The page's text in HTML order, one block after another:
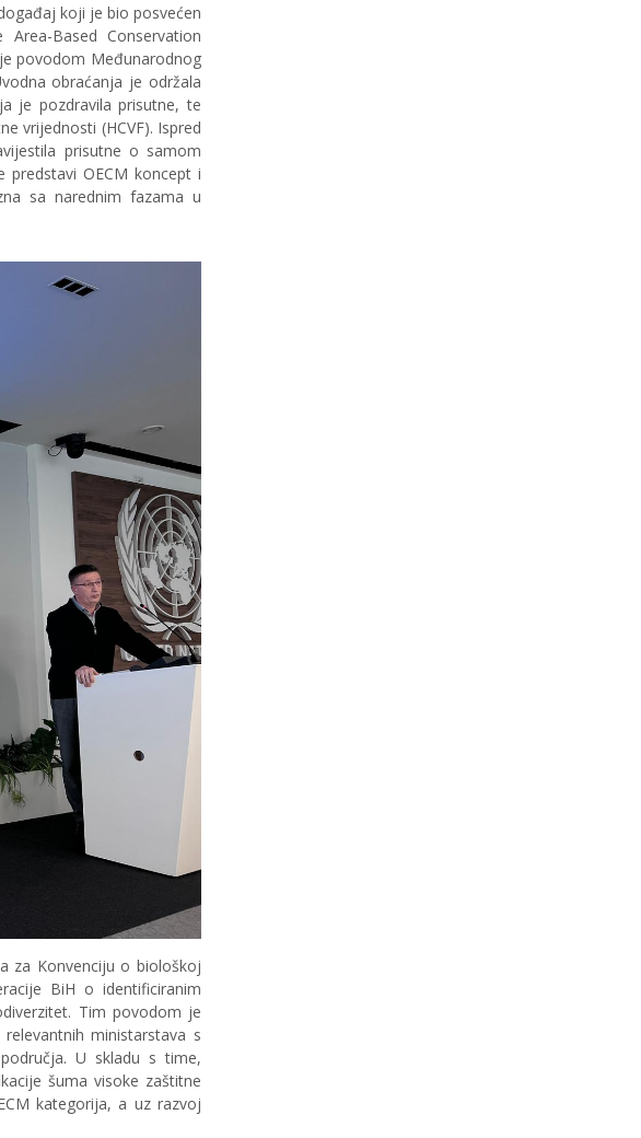
koji je bio posvećen
Based Conservation
povodom Međunarodnog
obraćanja je održala
je pozdravila prisutne, te
vrijednosti (HCVF). Ispred
prisutne o samom
OECM koncept i
sa narednim fazama u
za Konvenciju o biološkoj
BiH o identificiranim
Tim povodom je
ministarstava s
U skladu s time,
šuma visoke zaštitne
kategorija, a uz razvoj